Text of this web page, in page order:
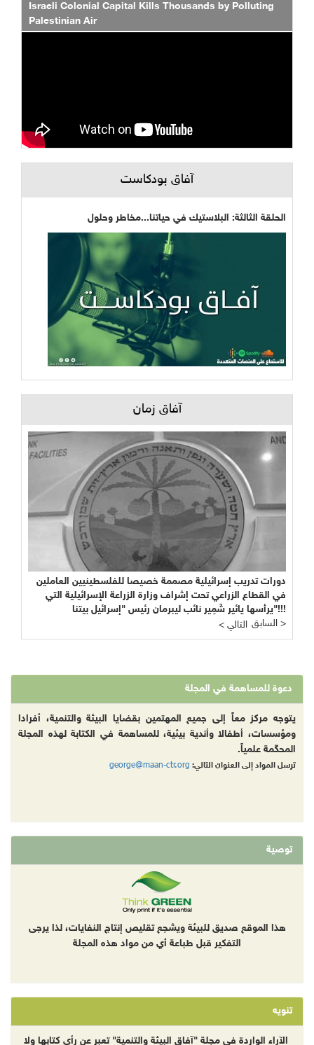
Israeli Colonial Capital Kills Thousands by Polluting
Palestinian Air
آفاق بودكاست
الحلقة الثالثة: البلاستيك في حياتنا...مخاطر وحلول
آفاق زمان
دورات تدريب إسرائيلية مصممة خصيصا للفلسطينيين العاملين
في القطاع الزراعي تحت إشراف وزارة الزراعة الإسرائيلية التي
يرأسها يائير شَمِير نائب ليبرمان رئيس "إسرائيل بيتنا"!!!
< التالي
السابق >
دعوة للمساهمة في المجلة
يتوجه مركز معاً إلى جميع المهتمين بقضايا البيئة والتنمية، أفرادا
ومؤسسات، أطفالا وأندية بيئية، للمساهمة في الكتابة لهذه المجلة
المحكّمة علمياً.
ترسل المواد إلى العنوان التالي: george@maan-ctr.org
توصية
هذا الموقع صديق للبيئة ويشجع تقليص إنتاج النفايات، لذا يرجى
التفكير قبل طباعة أي من مواد هذه المجلة
تنويه
الآراء الواردة في مجلة "آفاق البيئة والتنمية" تعبر عن رأي كتابها ولا